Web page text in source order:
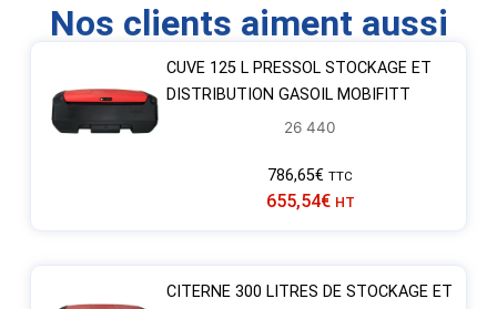
Nos clients aiment aussi
CUVE 125 L PRESSOL STOCKAGE ET
DISTRIBUTION GASOIL MOBIFITT
26 440
786,65€ TTC
655,54€ HT
CITERNE 300 LITRES DE STOCKAGE ET